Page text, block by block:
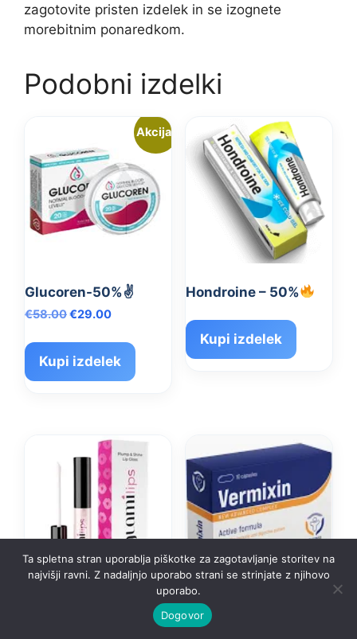
zagotovite pristen izdelek in se izognete
morebitnim ponaredkom.
Podobni izdelki
Akcija!
Glucoren-50%✌️
€58.00Izvirna
je
bila:
€58.00.
€29.00Trenutna
je:
€29.00.
Kupi izdelek
Hondroine – 50%
Kupi izdelek
Vermixin-50%✌️
Ta spletna stran uporablja piškotke za zagotavljanje storitev na
najvišji ravni. Z nadaljnjo uporabo strani se strinjate z njihovo
uporabo.
Dogovor